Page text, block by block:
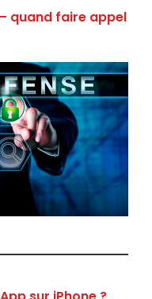
quand faire appel